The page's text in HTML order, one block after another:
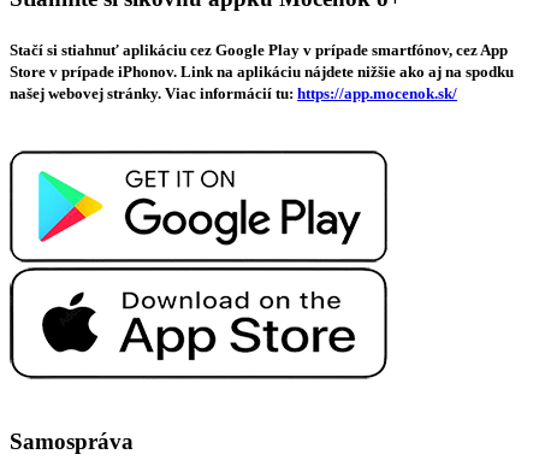
Stačí si stiahnuť aplikáciu cez Google Play v prípade smartfónov, cez App
Store v prípade iPhonov. Link na aplikáciu nájdete nižšie ako aj na spodku
našej webovej stránky. Viac informácií tu: https://app.mocenok.sk/
Samospráva